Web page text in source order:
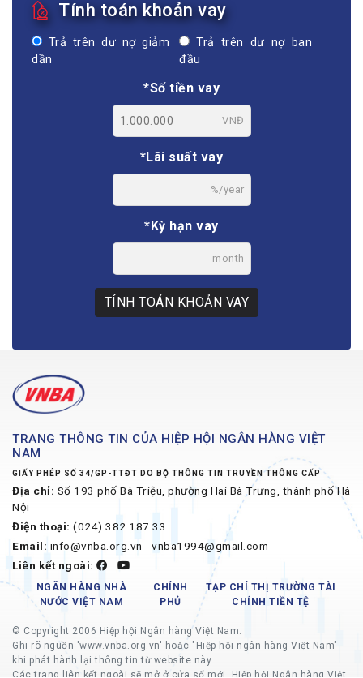
Tính toán khoản vay
Trả trên dư nợ giảm
dần
Trả trên dư nợ ban
đầu
*Số tiền vay
VNĐ
*Lãi suất vay
%/year
*Kỳ hạn vay
month
TÍNH TOÁN KHOẢN VAY
TRANG THÔNG TIN CỦA HIỆP HỘI NGÂN HÀNG VIỆT
NAM
GIẤY PHÉP SỐ 34/GP-TTĐT DO BỘ THÔNG TIN TRUYỀN THÔNG CẤP
Địa chỉ: Số 193 phố Bà Triệu, phường Hai Bà Trưng, thành phố Hà
Nội
Điện thoại: (024) 382 187 33
Email: info@vnba.org.vn - vnba1994@gmail.com
Liên kết ngoài:
NGÂN HÀNG NHÀ
NƯỚC VIỆT NAM
CHÍNH
PHỦ
TẠP CHÍ THỊ TRƯỜNG TÀI
CHÍNH TIỀN TỆ
© Copyright 2006 Hiệp hội Ngân hàng Việt Nam.
Ghi rõ nguồn 'www.vnba.org.vn' hoặc "Hiệp hội ngân hàng Việt Nam"
khi phát hành lại thông tin từ website này.
Các trang liên kết ngoài sẽ mở ở cửa sổ mới, Hiệp hội Ngân hàng Việt